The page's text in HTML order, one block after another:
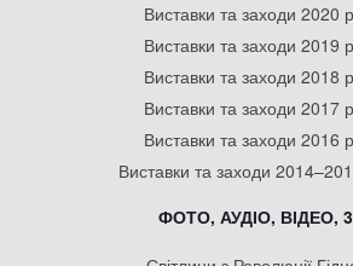
Виставки та заходи 2020
Виставки та заходи 2019
Виставки та заходи 2018
Виставки та заходи 2017
Виставки та заходи 2016
Виставки та заходи
ФОТО, АУДІО, ВІДЕО,